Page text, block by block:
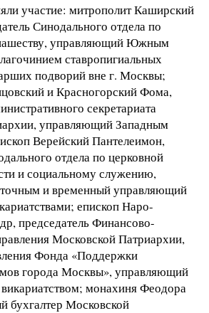
участие: митрополит Каширский
Синодального отдела по
управляющий Южным
ставропигиальных
подворий вне г. Москвы;
и Красногорский Фома,
секретариата
управляющий Западным
Верейский Пантелеимон,
отдела по церковной
и социальному служению,
и временный управляющий
епископ Наро-
председатель Финансово-
Московской Патриархии,
Фонда «Поддержки
города Москвы», управляющий
монахиня Феодора
бухгалтер Московской